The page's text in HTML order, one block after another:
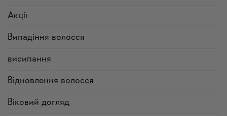
Акції
Випадіння волосся
висипання
Відновлення волосся
Віковий догляд